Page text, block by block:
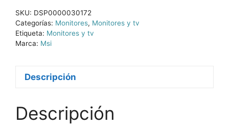
SKU: DSP0000030172
Categorías: Monitores, Monitores y tv
Etiqueta: Monitores y tv
Marca: Msi
Descripción
Descripción